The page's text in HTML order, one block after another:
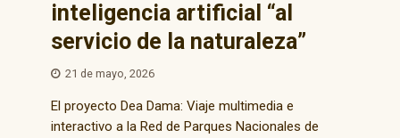
inteligencia artificial “al
servicio de la naturaleza”
21 de mayo, 2026
El proyecto Dea Dama: Viaje multimedia e
interactivo a la Red de Parques Nacionales de